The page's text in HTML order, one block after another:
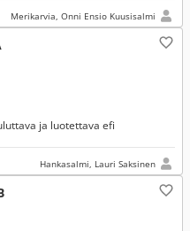
Merikarvia, Onni Ensio Kuusisalmi
ja luotettava efi
Hankasalmi, Lauri Saksinen